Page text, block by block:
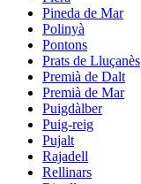
Pineda de Mar
Polinyà
Pontons
Prats de Lluçanès
Premià de Dalt
Premià de Mar
Puigdàlber
Puig-reig
Pujalt
Rajadell
Rellinars